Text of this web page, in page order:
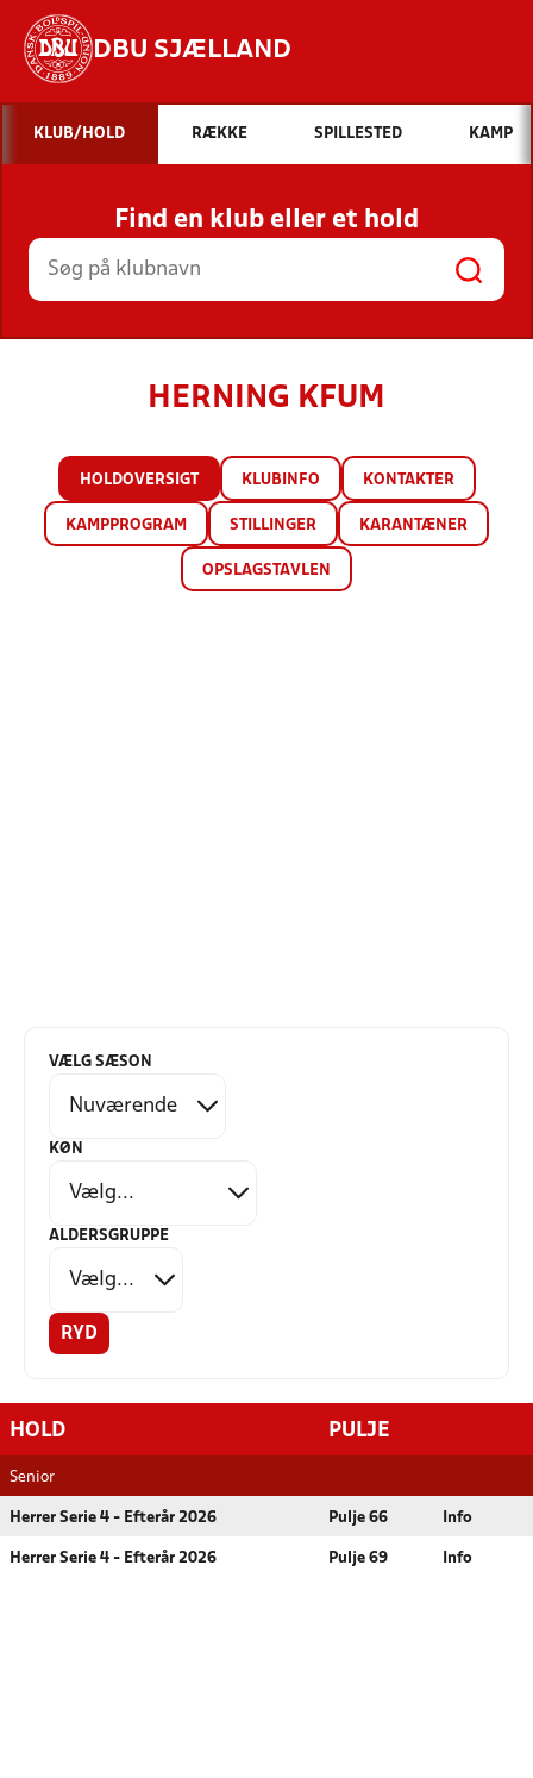
DBU SJÆLLAND
Hvad vil du søge efter?
INDHOLD OG NYHEDER
STILLINGER, RESULTATER, KLUBBER OG
HOLD
KLUB/HOLD RÆKKE SPILLESTED KAMP
Find en klub eller et hold
HERNING KFUM
HOLDOVERSIGT KLUBINFO KONTAKTER
KAMPPROGRAM STILLINGER KARANTÆNER
OPSLAGSTAVLEN
VÆLG SÆSON
KØN
ALDERSGRUPPE
RYD
HOLD PULJE
Senior
Herrer Serie 4 - Efterår 2026 Pulje 66 Info
Herrer Serie 4 - Efterår 2026 Pulje 69 Info